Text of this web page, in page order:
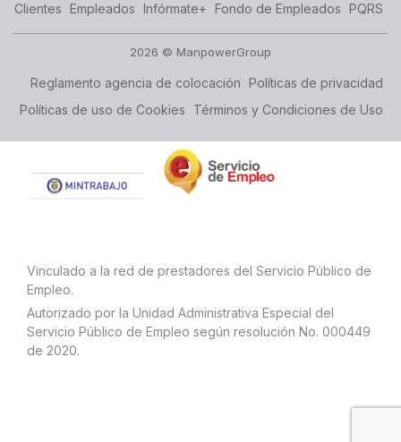
Clientes Empleados Infórmate+ Fondo de Empleados PQRS
2026 © ManpowerGroup
Reglamento agencia de colocación Políticas de privacidad
Políticas de uso de Cookies
Términos y Condiciones de Uso
Vinculado a la red de prestadores del Servicio Público de
Empleo.
Autorizado por la Unidad Administrativa Especial del
Servicio Público de Empleo según resolución No. 000449
de 2020.